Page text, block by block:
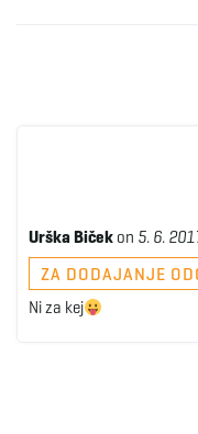
Urška Biček on 5. 6.
ZA DODAJANJE
Ni za kej